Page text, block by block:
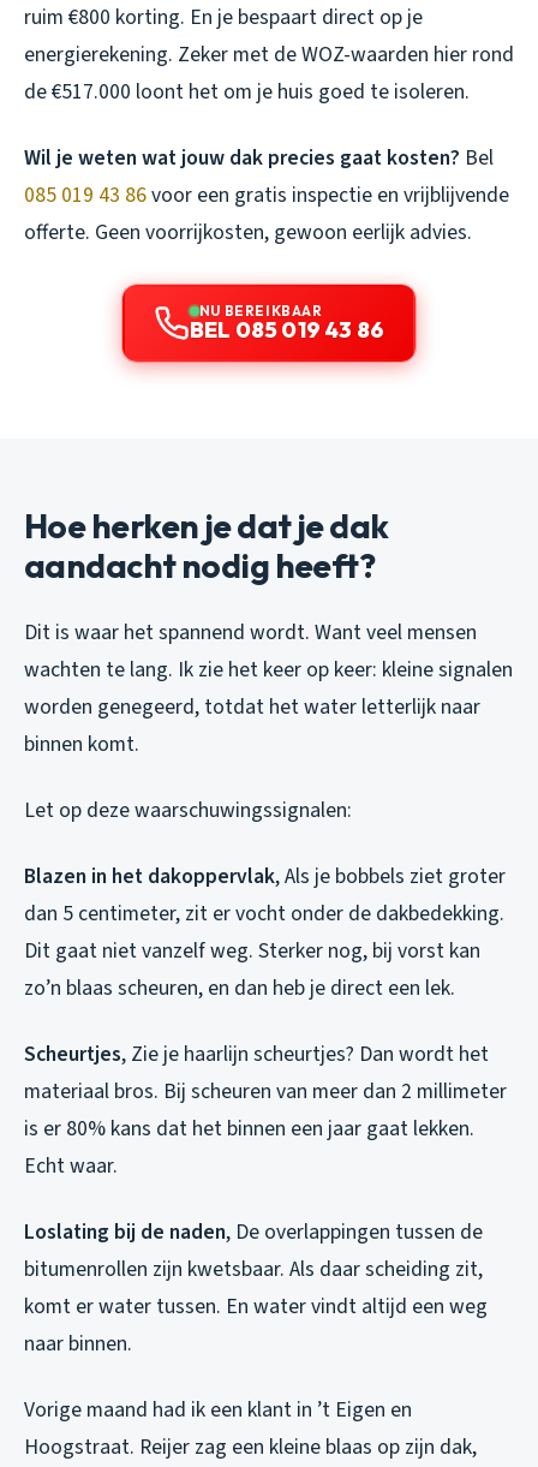
ruim €800 korting. En je bespaart direct op je
energierekening. Zeker met de WOZ-waarden hier rond
de €517.000 loont het om je huis goed te isoleren.
Wil je weten wat jouw dak precies gaat kosten? Bel
085 019 43 86voor een gratis inspectie en vrijblijvende
offerte. Geen voorrijkosten, gewoon eerlijk advies.
NU BEREIKBAAR
BEL 085 019 43 86
Hoe herken je dat je dak
aandacht nodig heeft?
Dit is waar het spannend wordt. Want veel mensen
wachten te lang. Ik zie het keer op keer: kleine signalen
worden genegeerd, totdat het water letterlijk naar
binnen komt.
Let op deze waarschuwingssignalen:
Blazen in het dakoppervlak, Als je bobbels ziet groter
dan 5 centimeter, zit er vocht onder de dakbedekking.
Dit gaat niet vanzelf weg. Sterker nog, bij vorst kan
zo’n blaas scheuren, en dan heb je direct een lek.
Scheurtjes, Zie je haarlijn scheurtjes? Dan wordt het
materiaal bros. Bij scheuren van meer dan 2 millimeter
is er 80% kans dat het binnen een jaar gaat lekken.
Echt waar.
Loslating bij de naden, De overlappingen tussen de
bitumenrollen zijn kwetsbaar. Als daar scheiding zit,
komt er water tussen. En water vindt altijd een weg
naar binnen.
Vorige maand had ik een klant in ’t Eigen en
Hoogstraat. Reijer zag een kleine blaas op zijn dak,